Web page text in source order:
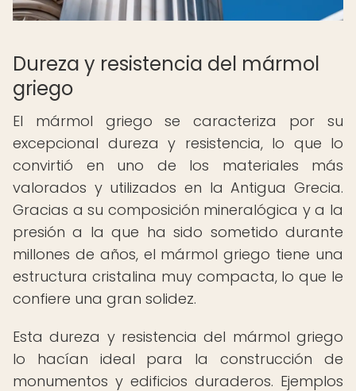
Dureza y resistencia del mármol
griego
El mármol griego se caracteriza por su
excepcional dureza y resistencia, lo que lo
convirtió en uno de los materiales más
valorados y utilizados en la Antigua Grecia.
Gracias a su composición mineralógica y a la
presión a la que ha sido sometido durante
millones de años, el mármol griego tiene una
estructura cristalina muy compacta, lo que le
confiere una gran solidez.
Esta dureza y resistencia del mármol griego
lo hacían ideal para la construcción de
monumentos y edificios duraderos. Ejemplos